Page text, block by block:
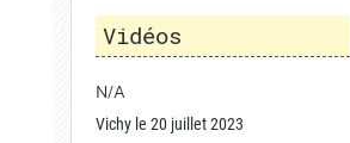
Vidéos
N/A
Vichy le 20 juillet 2023